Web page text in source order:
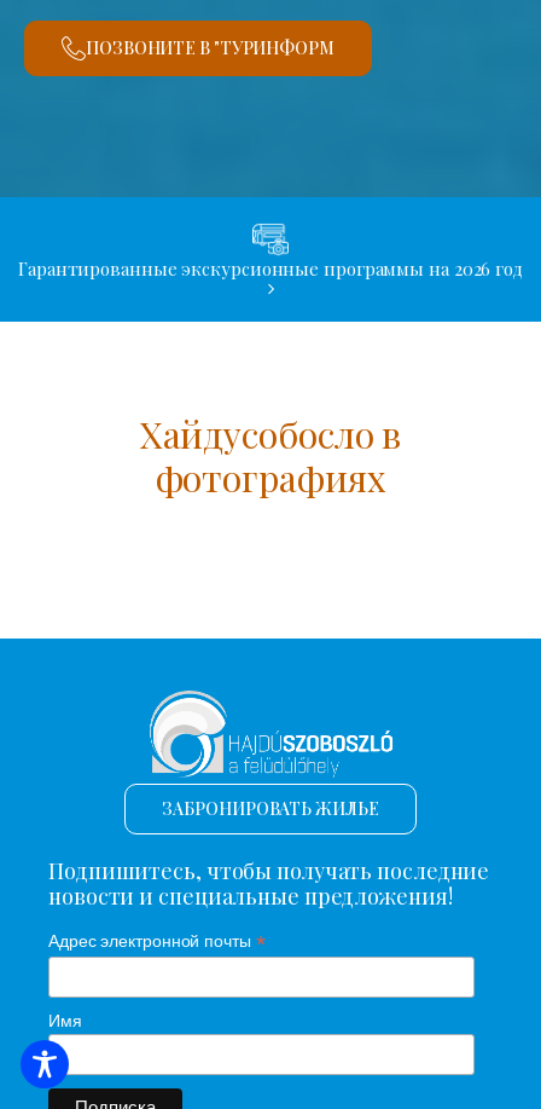
ПОЗВОНИТЕ В "ТУРИНФОРМ
Гарантированные экскурсионные программы на 2026 год
Хайдусобосло в
фотографиях
ПОИСК ЖИЛЬЯ
ЗАБРОНИРОВАТЬ ЖИЛЬЕ
Подпишитесь, чтобы получать последние
новости и специальные предложения!
Адрес электронной почты *
Имя